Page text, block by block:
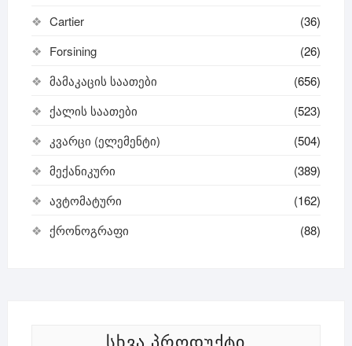
Cartier
(36)
Forsining
(26)
მამაკაცის საათები
(656)
ქალის საათები
(523)
კვარცი (ელემენტი)
(504)
მექანიკური
(389)
ავტომატური
(162)
ქრონოგრაფი
(88)